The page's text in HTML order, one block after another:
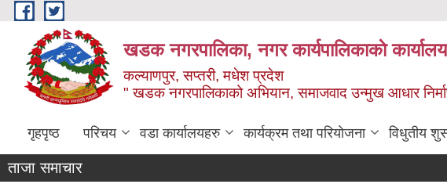
Skip to main content
खडक नगरपालिका, नगर कार्यपालिकाकाे कार्यालय
कल्याणपुर, सप्तरी, मधेश प्रदेश
" खडक नगरपालिकाको अभियान, समाजवाद उन्मुख आधार
गृहपृष्ठ परिचय वडा कार्यालयहरु कार्यक्रम तथा परियोजना विधुतीय
ताजा समाचार